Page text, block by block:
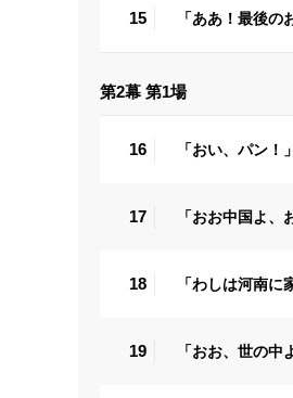
15 「ああ！最後
第2幕 第1場
16 「おい、パン！
17 「おお中国よ、
18 「わしは河南に
19 「おお、世の